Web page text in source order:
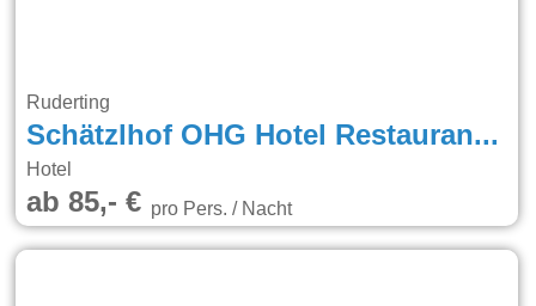
Ruderting
Schätzlhof OHG Hotel Restaurant Hausbrennerei
Hotel
ab 85,- €pro Pers. / Nacht